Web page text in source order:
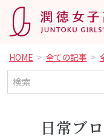
HOME 全ての記事
日常ブ